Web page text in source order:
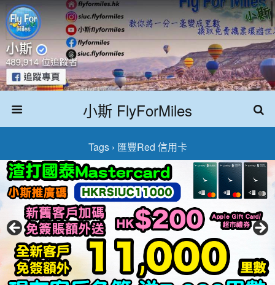
小斯 FlyForMiles
Tags › 匯豐Red 信用卡